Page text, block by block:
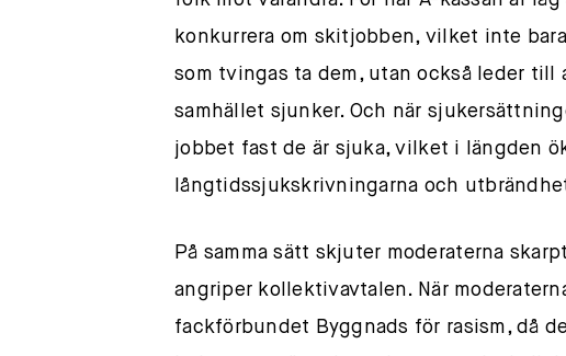
konkurrera om skitjobben, vilket inte
som tvingas ta dem, utan också leder till
samhället sjunker. Och när
jobbet fast de är sjuka, vilket i längden
långtidssjukskrivningarna och
På samma sätt skjuter moderaterna
angriper kollektivavtalen. När
fackförbundet Byggnads för rasism, då